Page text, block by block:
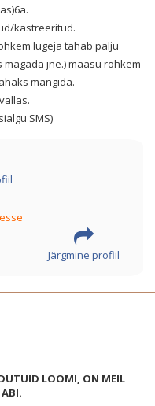
kastreeritud.
lugeja tahab palju
jne.) maasu rohkem
mängida.
SMS)
Järgmine profiil
LOOMI, ON MEIL